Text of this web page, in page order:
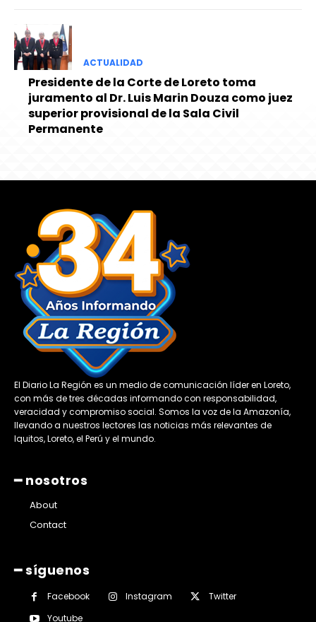
ACTUALIDAD
Presidente de la Corte de Loreto toma
juramento al Dr. Luis Marin Douza como juez
superior provisional de la Sala Civil
Permanente
El Diario La Región es un medio de comunicación líder en Loreto,
con más de tres décadas informando con responsabilidad,
veracidad y compromiso social. Somos la voz de la Amazonía,
llevando a nuestros lectores las noticias más relevantes de
Iquitos, Loreto, el Perú y el mundo.
━ nosotros
About
Contact
━ síguenos
Facebook Instagram
Twitter
Youtube